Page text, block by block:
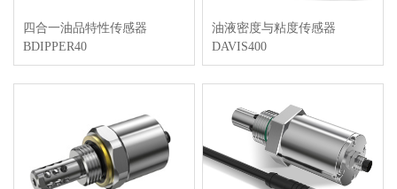
四合一油品特性传感器
BDIPPER40
油液密度与粘度传感器
DAVIS400